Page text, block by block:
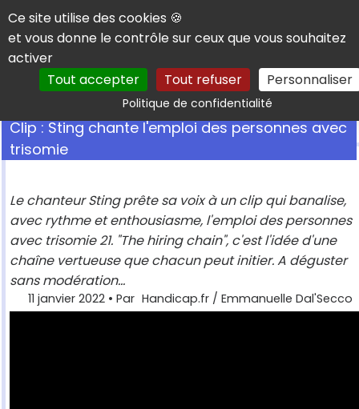
Panneau de gestion des cookies
Ce site utilise des cookies 🍪
et vous donne le contrôle sur ceux que vous souhaitez
activer
Tout accepter
Tout refuser Personnaliser
Politique de confidentialitéRechercher
Clip : Sting chante l'emploi des personnes avec
trisomie
Le chanteur Sting prête sa voix à un clip qui banalise,
avec rythme et enthousiasme, l'emploi des personnes
avec trisomie 21. "The hiring chain", c'est l'idée d'une
chaîne vertueuse que chacun peut initier. A déguster
sans modération...
11 janvier 2022 • Par Handicap.fr / Emmanuelle Dal'Secco